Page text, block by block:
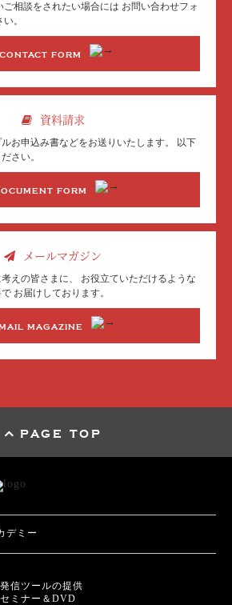
ご相談をされたい場合には お問い合わせフォ
。
CONTACT FORM
資料請求
ルお申込み書などをお送りいたします。
以下
さい。
FORM
メールマガジン
えの皆さまに、
お役立ていただけるような
お届けしております。
MAGAZINE
PAGE TOP
デミー
信ツールの提供
ミナー＆DVD